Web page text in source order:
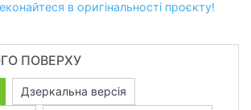
в оригінальності проєкту!
ПОВЕРХУ
Дзеркальна версія